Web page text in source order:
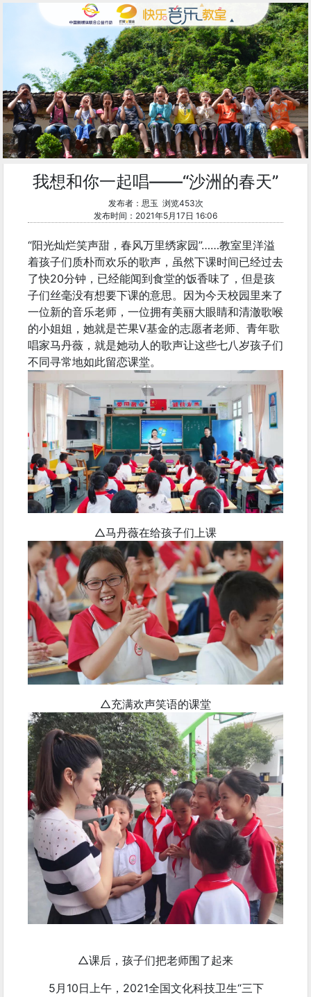
我想和你一起唱——“沙洲的春天”
发布者：思玉 浏览453次
发布时间：2021年5月17日 16:06
“阳光灿烂笑声甜，春风万里绣家园”……教室里洋溢
着孩子们质朴而欢乐的歌声，虽然下课时间已经过去
了快20分钟，已经能闻到食堂的饭香味了，但是孩
子们丝毫没有想要下课的意思。因为今天校园里来了
一位新的音乐老师，一位拥有美丽大眼睛和清澈歌喉
的小姐姐，她就是芒果V基金的志愿者老师、青年歌
唱家马丹薇，就是她动人的歌声让这些七八岁孩子们
不同寻常地如此留恋课堂。
△马丹薇在给孩子们上课
△充满欢声笑语的课堂
△课后，孩子们把老师围了起来
5月10日上午，2021全国文化科技卫生“三下